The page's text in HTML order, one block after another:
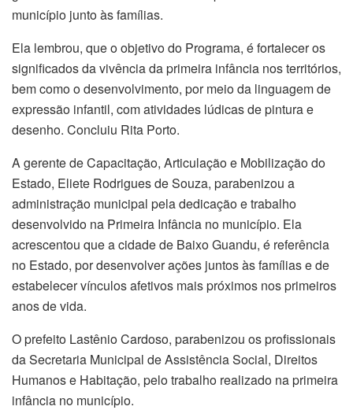
município junto às famílias.
Ela lembrou, que o objetivo do Programa, é fortalecer os
significados da vivência da primeira infância nos territórios,
bem como o desenvolvimento, por meio da linguagem de
expressão infantil, com atividades lúdicas de pintura e
desenho. Concluiu Rita Porto.
A gerente de Capacitação, Articulação e Mobilização do
Estado, Eliete Rodrigues de Souza, parabenizou a
administração municipal pela dedicação e trabalho
desenvolvido na Primeira Infância no município. Ela
acrescentou que a cidade de Baixo Guandu, é referência
no Estado, por desenvolver ações juntos às famílias e de
estabelecer vínculos afetivos mais próximos nos primeiros
anos de vida.
O prefeito Lastênio Cardoso, parabenizou os profissionais
da Secretaria Municipal de Assistência Social, Direitos
Humanos e Habitação, pelo trabalho realizado na primeira
infância no município.